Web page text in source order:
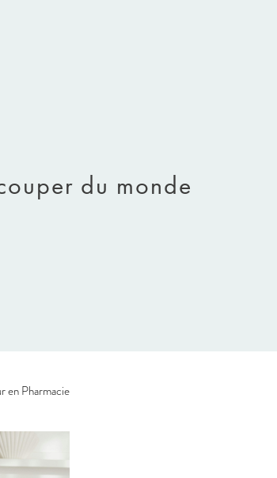
du monde
en Pharmacie